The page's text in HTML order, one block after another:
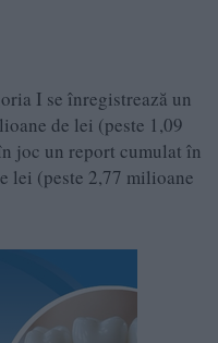
I se înregistrează un
de lei (peste 1,09
joc un report cumulat în
lei (peste 2,77 milioane